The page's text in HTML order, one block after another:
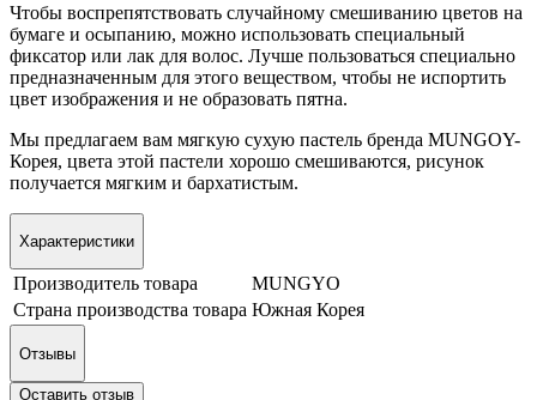
Чтобы воспрепятствовать случайному смешиванию цветов на
бумаге и осыпанию, можно использовать специальный
фиксатор или лак для волос. Лучше пользоваться специально
предназначенным для этого веществом, чтобы не испортить
цвет изображения и не образовать пятна.
Мы предлагаем вам мягкую сухую пастель бренда MUNGOY-
Корея, цвета этой пастели хорошо смешиваются, рисунок
получается мягким и бархатистым.
Характеристики
Производитель товара
MUNGYO
Страна производства товара Южная Корея
Отзывы
Оставить отзыв